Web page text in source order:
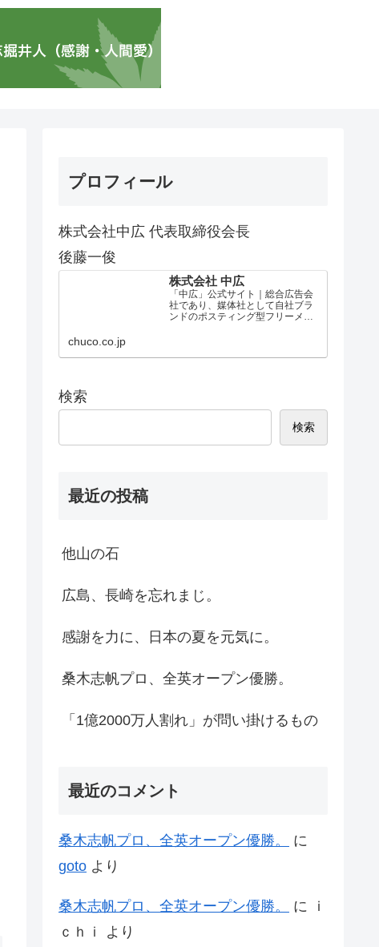
プロフィール
株式会社中広 代表取締役会長
後藤一俊
株式会社 中広
「中広」公式サイト｜総合広告会
社であり、媒体社として自社ブラ
ンドのポスティング型フリーメデ
chuco.co.jp
検索
検索
最近の投稿
他山の石
広島、長崎を忘れまじ。
感謝を力に、日本の夏を元気に。
桑木志帆プロ、全英オープン優勝。
「1億2000万人割れ」が問い掛けるもの
最近のコメント
桑木志帆プロ、全英オープン優勝。
に
goto より
桑木志帆プロ、全英オープン優勝。 に
ｉ
ｃｈｉ
より